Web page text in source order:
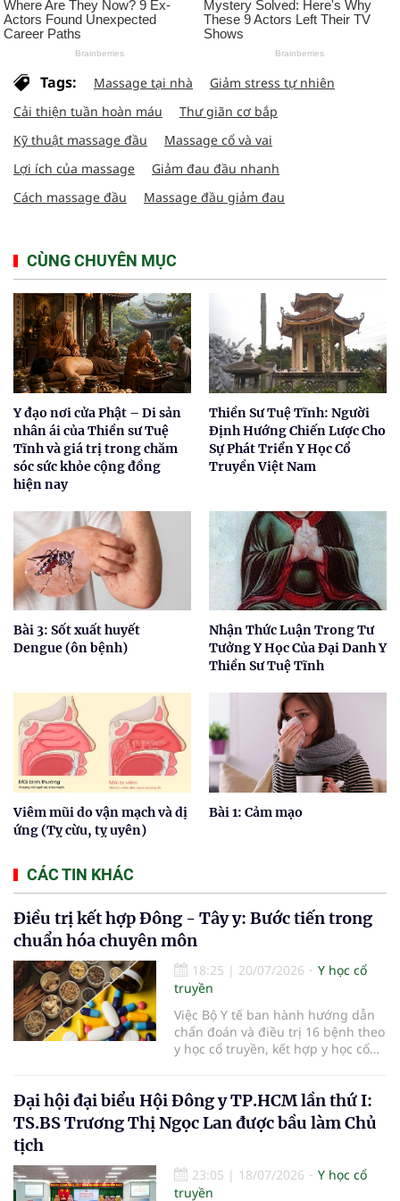
Tags: Massage tại nhà
Giảm stress tự nhiên
Cải thiện tuần hoàn máu
Thư giãn cơ bắp
Kỹ thuật massage đầu
Massage cổ và vai
Lợi ích của massage
Giảm đau đầu nhanh
Cách massage đầu
Massage đầu giảm đau
CÙNG CHUYÊN MỤC
Y đạo nơi cửa Phật – Di sản
nhân ái của Thiền sư Tuệ
Tĩnh và giá trị trong chăm
sóc sức khỏe cộng đồng
hiện nay
Thiền Sư Tuệ Tĩnh: Người
Định Hướng Chiến Lược Cho
Sự Phát Triển Y Học Cổ
Truyền Việt Nam
Bài 3: Sốt xuất huyết
Dengue (ôn bệnh)
Nhận Thức Luận Trong Tư
Tưởng Y Học Của Đại Danh Y
Thiền Sư Tuệ Tĩnh
Viêm mũi do vận mạch và dị
ứng (Tỵ cừu, tỵ uyên)
Bài 1: Cảm mạo
CÁC TIN KHÁC
Điều trị kết hợp Đông - Tây y: Bước tiến trong
chuẩn hóa chuyên môn
18:25 | 20/07/2026
Y học cổ
truyền
Việc Bộ Y tế ban hành hướng dẫn
chẩn đoán và điều trị 16 bệnh theo
y học cổ truyền, kết hợp y học cổ
nhất cho các cơ sở khám, chữa
bệnh. Giá trị của tài liệu không chỉ
nằm ở việc mở rộng danh mục
đúng chỉ định, kiểm soát an toàn
và phát huy hợp lý thế mạnh của
Đại hội đại biểu Hội Đông y TP.HCM lần thứ I:
TS.BS Trương Thị Ngọc Lan được bầu làm Chủ
tịch
23:05 | 18/07/2026
Y học cổ
truyền